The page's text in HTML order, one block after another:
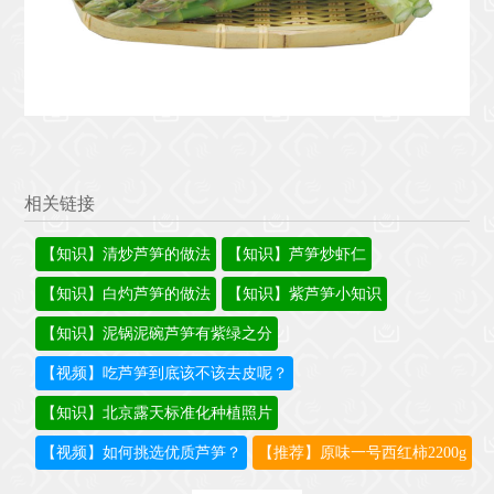
相关链接
【知识】清炒芦笋的做法 【知识】芦笋炒虾仁
【知识】白灼芦笋的做法 【知识】紫芦笋小知识
【知识】泥锅泥碗芦笋有紫绿之分
【视频】吃芦笋到底该不该去皮呢？
【知识】北京露天标准化种植照片
【视频】如何挑选优质芦笋？ 【推荐】原味一号西红柿2200g